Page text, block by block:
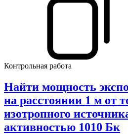
Контрольная работа
Найти мощность
на расстоянии 1 м от
изотропного
активностью 1010 Бк